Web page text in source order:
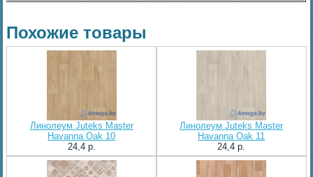
Похожие товары
Линолеум Juteks Master
Havanna Oak 10
24,4 p.
Линолеум Juteks Master
Havanna Oak 11
24,4 p.